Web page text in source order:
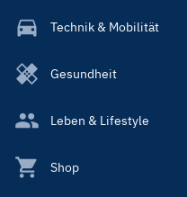
Technik & Mobilität
Gesundheit
Leben & Lifestyle
Shop